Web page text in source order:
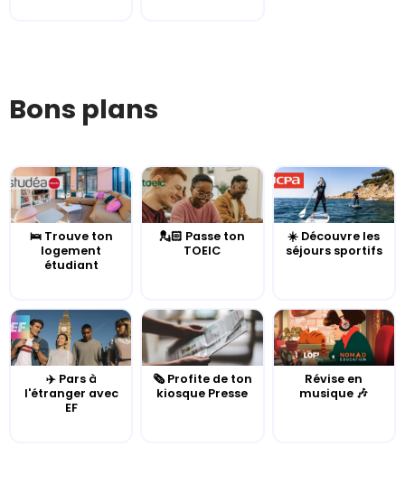
Bons plans
🛌 Trouve ton
logement
étudiant
💂🏻 Passe ton
TOEIC
☀️ Découvre les
séjours sportifs
✈️ Pars à
l'étranger avec
EF
🗞️ Profite de ton
kiosque Presse
Révise en
musique 🎶